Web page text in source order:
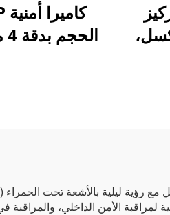
الأمن الداخلي، والمراقبة في